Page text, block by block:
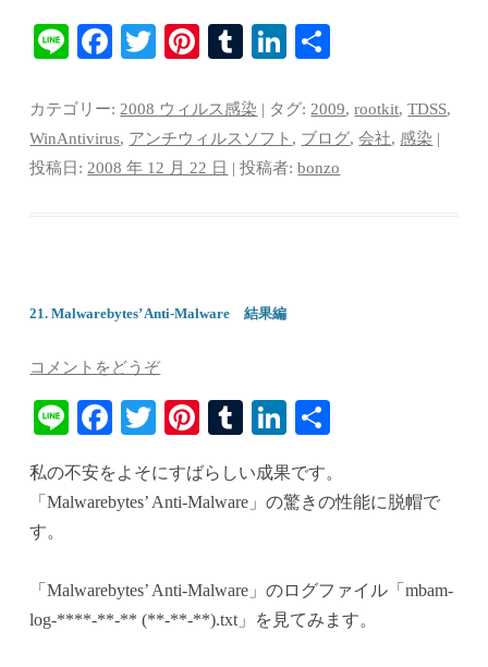
Li
Fa
bo
ok
T
tte
r
Pi
er
es
t
T
m
bl
r
Li
ed
In
カテゴリー: 2008 ウィルス感染 | タグ: 2009,rootkit,TDSS,
WinAntivirus, アンチウィルスソフト , ブログ,会社, 感染 |
投稿日: 2008 年 12 月 22 日 |投稿者:bonzo
21. Malwarebytes’ Anti-Malware 結果編
コメントをどうぞ
Li
Fa
bo
ok
T
tte
Pi
er
T
m
bl
Li
ed
In
私の不安をよそにすばらしい成果です。
「Malwarebytes’ Anti-Malware」の驚きの性能に脱帽で
す。
「Malwarebytes’ Anti-Malware」のログファイル「mbam-
log-****-**-** (**-**-**).txt」を見てみます。